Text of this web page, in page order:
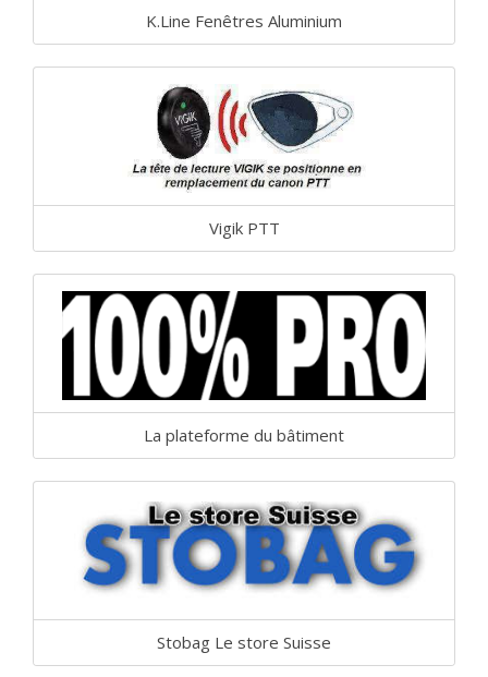
K.Line Fenêtres Aluminium
Vigik PTT
La plateforme du bâtiment
Stobag Le store Suisse